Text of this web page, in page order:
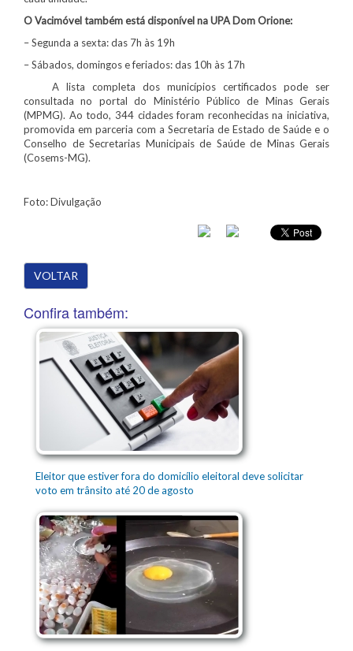
O Vacimóvel também está disponível na UPA Dom Orione:
– Segunda a sexta: das 7h às 19h
– Sábados, domingos e feriados: das 10h às 17h
A lista completa dos municípios certificados pode ser
consultada no portal do Ministério Público de Minas Gerais
(MPMG). Ao todo, 344 cidades foram reconhecidas na iniciativa,
promovida em parceria com a Secretaria de Estado de Saúde e o
Conselho de Secretarias Municipais de Saúde de Minas Gerais
(Cosems-MG).
Foto: Divulgação
VOLTAR
Confira também:
Eleitor que estiver fora do domicílio eleitoral deve solicitar
voto em trânsito até 20 de agosto